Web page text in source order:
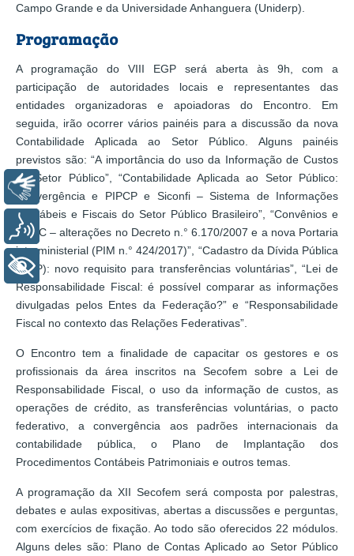
Campo Grande e da Universidade Anhanguera (Uniderp).
Programação
A programação do VIII EGP será aberta às 9h, com a
participação de autoridades locais e representantes das
entidades organizadoras e apoiadoras do Encontro. Em
seguida, irão ocorrer vários painéis para a discussão da nova
Contabilidade Aplicada ao Setor Público. Alguns painéis
previstos são: “A importância do uso da Informação de Custos
no Setor Público”, “Contabilidade Aplicada ao Setor Público:
Convergência e PIPCP e Siconfi – Sistema de Informações
Contábeis e Fiscais do Setor Público Brasileiro”, “Convênios e
CAUC – alterações no Decreto n.° 6.170/2007 e a nova Portaria
interministerial (PIM n.° 424/2017)”, “Cadastro da Dívida Pública
(CDP): novo requisito para transferências voluntárias”, “Lei de
Responsabilidade Fiscal: é possível comparar as informações
divulgadas pelos Entes da Federação?” e “Responsabilidade
Fiscal no contexto das Relações Federativas”.
O Encontro tem a finalidade de capacitar os gestores e os
profissionais da área inscritos na Secofem sobre a Lei de
Responsabilidade Fiscal, o uso da informação de custos, as
operações de crédito, as transferências voluntárias, o pacto
federativo, a convergência aos padrões internacionais da
contabilidade pública, o Plano de Implantação dos
Procedimentos Contábeis Patrimoniais e outros temas.
A programação da XII Secofem será composta por palestras,
debates e aulas expositivas, abertas a discussões e perguntas,
com exercícios de fixação. Ao todo são oferecidos 22 módulos.
Alguns deles são: Plano de Contas Aplicado ao Setor Público
Voz
+ Acessibilidade